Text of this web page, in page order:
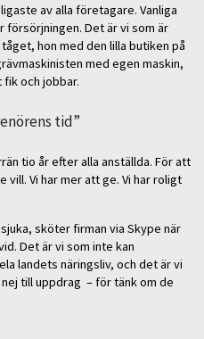
av alla företagare. Vanliga
försörjningen. Det är vi som är
hon med den lilla butiken på
med egen maskin,
och jobbar.
tid”
tio år efter alla anställda. För att
vill. Vi har mer att ge. Vi har roligt
sköter firman via Skype när
Det är vi som inte kan
landets näringsliv, och det är vi
till uppdrag – för tänk om de